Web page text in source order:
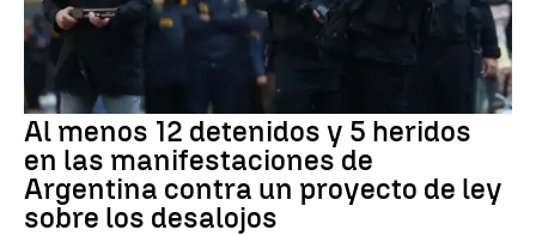
Al menos 12 detenidos y 5 heridos
en las manifestaciones de
Argentina contra un proyecto de ley
sobre los desalojos